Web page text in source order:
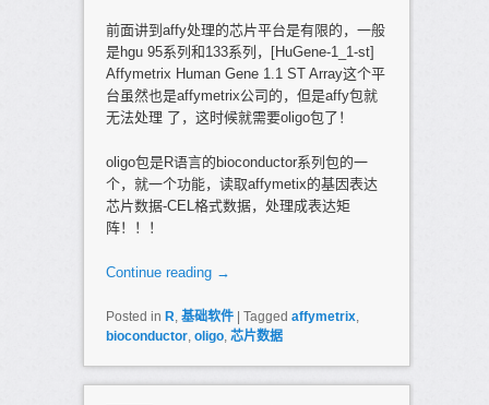
前面讲到affy处理的芯片平台是有限的，一般
是hgu 95系列和133系列，[HuGene-1_1-st]
Affymetrix Human Gene 1.1 ST Array这个平
台虽然也是affymetrix公司的，但是affy包就
无法处理 了，这时候就需要oligo包了！
oligo包是R语言的bioconductor系列包的一
个，就一个功能，读取affymetix的基因表达
芯片数据-CEL格式数据，处理成表达矩
阵！！！
Continue reading →
Posted in R, 基础软件 Tagged affymetrix,
bioconductor, oligo, 芯片数据